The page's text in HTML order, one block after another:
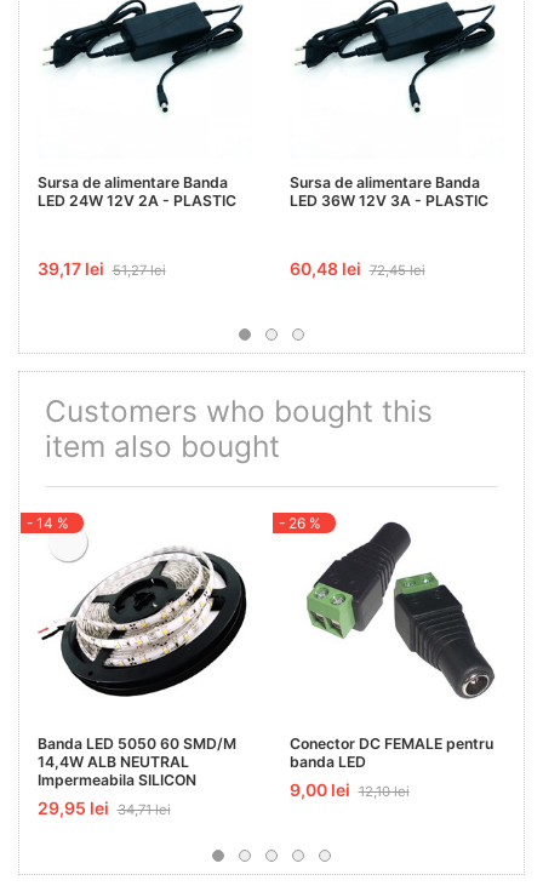
Sursa de alimentare Banda
LED 24W 12V 2A - PLASTIC
39,17 lei 51,27 lei
Sursa de alimentare Banda
LED 36W 12V 3A - PLASTIC
60,48 lei 72,45 lei
Customers who bought this
item also bought
- 14 %
Banda LED 5050 60 SMD/M
14,4W ALB NEUTRAL
Impermeabila SILICON
29,95 lei 34,71 lei
- 26 %
Conector DC FEMALE pentru
banda LED
9,00 lei 12,10 lei